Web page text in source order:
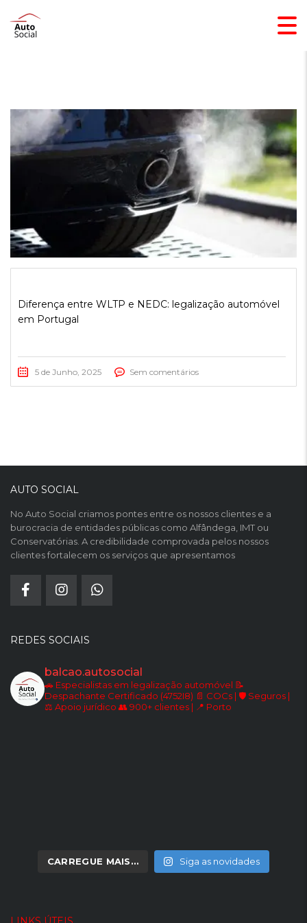
Diferença entre WLTP e NEDC: legalização automóvel
em Portugal
5 de Junho, 2025 Sem comentários
AUTO SOCIAL
No Auto Social criamos pontes entre os nossos clientes e a
burocracia de entidades públicas como Alfândega, IMT ou
Conservatórias. A credibilidade comprovada pelos nossos
clientes fortalecem os serviços que apresentamos
REDES SOCIAIS
balcao.autosocial
🚗 Especialistas em legalização automóvel 📝
Despachante Certificado (4752I8) 📄 COCs | 🛡️ Seguros |
⚖️ Apoio jurídico 👥 900+ clientes | 📍 Porto
CARREGUE MAIS… Siga as novidades